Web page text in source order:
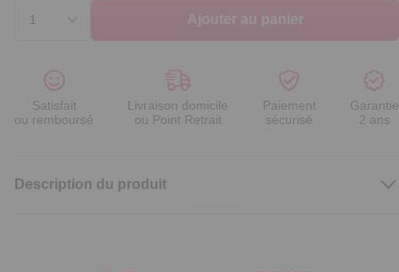
Ajouter au panier
Satisfait
ou remboursé
Livraison domicile
ou Point Retrait
Paiement
sécurisé
Garantie
2 ans
Description du produit